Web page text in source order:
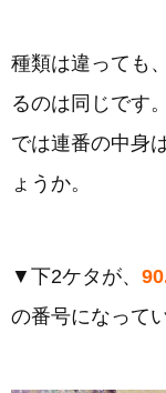
種類は違っても
るのは同じです。
では連番の中身
ょうか。
▼下2ケタが、
の番号になって